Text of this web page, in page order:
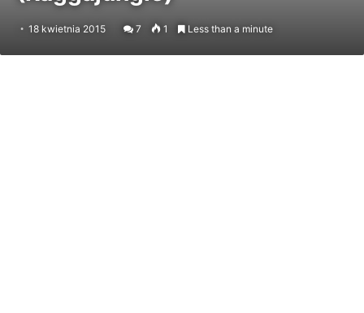
18 kwietnia 2015 7 1 Less than a minute